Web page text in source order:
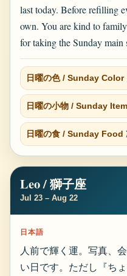
last today. Before refilling
own. You are kind to
for taking the Sunday main
日曜の色 / Sunday Color
日曜の小物 / Sunday Item
日曜の食 / Sunday Food
Leo / 獅子座
Jul 23 – Aug 22
日本語
人前で輝く運。写真、
い日です。ただし『ち